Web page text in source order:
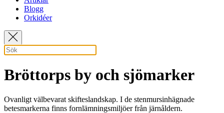
Blogg
Orkidéer
Bröttorps by och sjömarker
Ovanligt välbevarat skifteslandskap. I de stenmursinhägnade
betesmarkerna finns fornlämningsmiljöer från järnåldern.